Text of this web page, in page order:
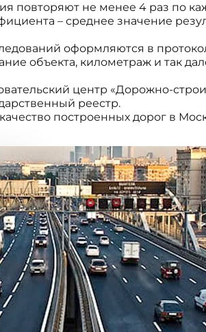
повторяют не менее 4 раз по
– среднее значение
оформляются в
объекта, километраж и так
центр «Дорожно-
реестр.
построенных дорог в